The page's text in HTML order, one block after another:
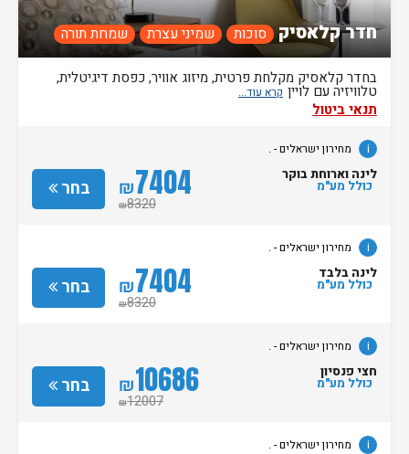
חדר קלאסיק סוכות שמיני עצרת שמחת תורה
בחדר קלאסיק מקלחת פרטית, מיזוג אוויר, כפסת דיגיטלית,
טלוויזיה עם לויין
תנאי ביטול
i מחירון ישראלים - .
בחר ₪7404
₪8320
לינה וארוחת בוקר
כולל מע"מ
i מחירון ישראלים - .
בחר ₪7404
₪8320
לינה בלבד
כולל מע"מ
i מחירון ישראלים - .
בחר ₪10686
₪12007
חצי פנסיון
כולל מע"מ
i מחירון ישראלים - .